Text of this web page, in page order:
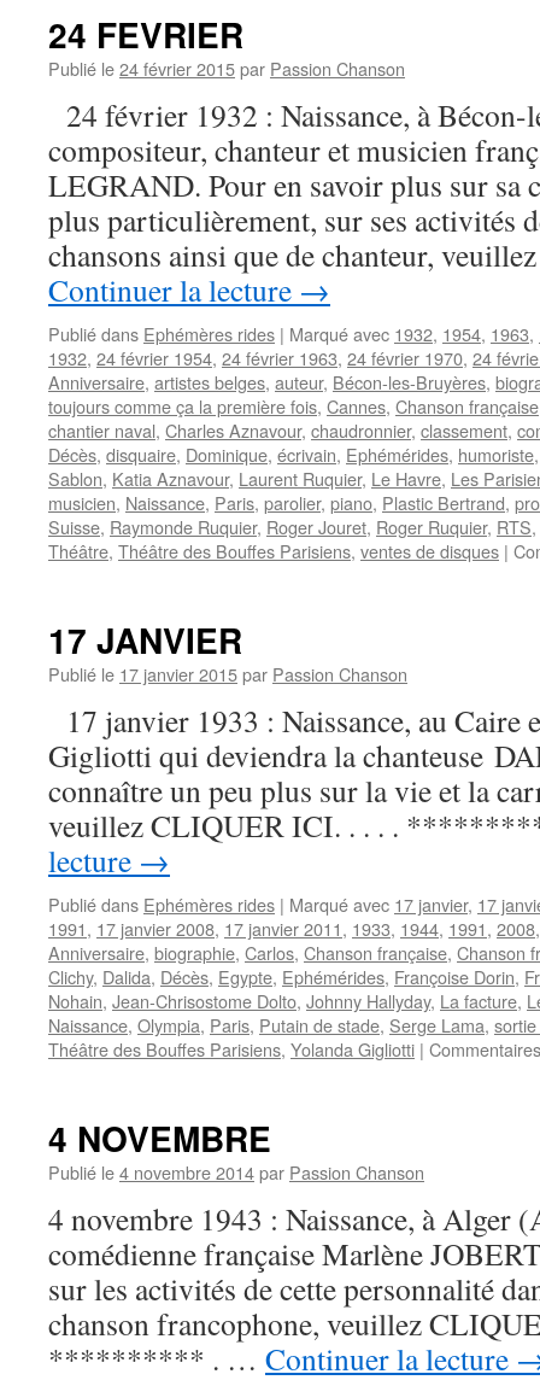
24 FEVRIER
Publié le24 février 2015par Passion Chanson
24 février 1932 : Naissance, à
compositeur, chanteur et musicien
LEGRAND. Pour en savoir plus sur sa
plus particulièrement, sur ses activités
chansons ainsi que de chanteur,
Continuer la lecture →
Publié dans Ephémères rides | Marqué avec 1932, 1954, 1963,
1932, 24 février 1954, 24 février 1963, 24 février 1970, 24
Anniversaire, artistes belges, auteur, Bécon-les-Bruyères,
toujours comme ça la première fois, Cannes, Chanson française
chantier naval, Charles Aznavour, chaudronnier, classement,
Décès, disquaire, Dominique, écrivain, Ephémérides, humoriste
Sablon, Katia Aznavour, Laurent Ruquier, Le Havre, Les
musicien, Naissance, Paris, parolier, piano, Plastic Bertrand,
Suisse, Raymonde Ruquier, Roger Jouret, Roger Ruquier, RTS,
Théâtre, Théâtre des Bouffes Parisiens, ventes de disques |
17 JANVIER
Publié le 17 janvier 2015par Passion Chanson
17 janvier 1933 : Naissance, au Caire
Gigliotti qui deviendra la chanteuse
connaître un peu plus sur la vie et la
veuillez CLIQUER ICI. . . . .
lecture →
Publié dans Ephémères rides | Marqué avec 17 janvier, 17
1991, 17 janvier 2008, 17 janvier 2011, 1933, 1944, 1991, 2008
Anniversaire, biographie, Carlos, Chanson française, Chanson
Clichy, Dalida, Décès, Egypte, Ephémérides, Françoise Dorin,
Nohain, Jean-Chrisostome Dolto, Johnny Hallyday, La facture,
Naissance, Olympia, Paris, Putain de stade, Serge Lama,
Théâtre des Bouffes Parisiens, Yolanda Gigliotti |
4 NOVEMBRE
Publié le4 novembre 2014par Passion Chanson
4 novembre 1943 : Naissance, à Alger
comédienne française Marlène
sur les activités de cette personnalité
chanson francophone, veuillez
********** . … Continuer la lecture